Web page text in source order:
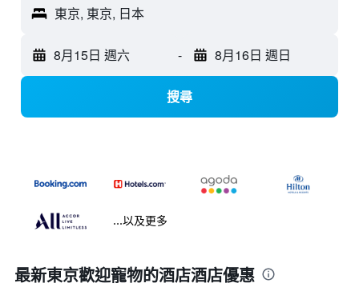
東京, 東京, 日本
8月15日 週六 - 8月16日 週日
搜尋
...以及更多
最新東京歡迎寵物的酒店酒店優惠